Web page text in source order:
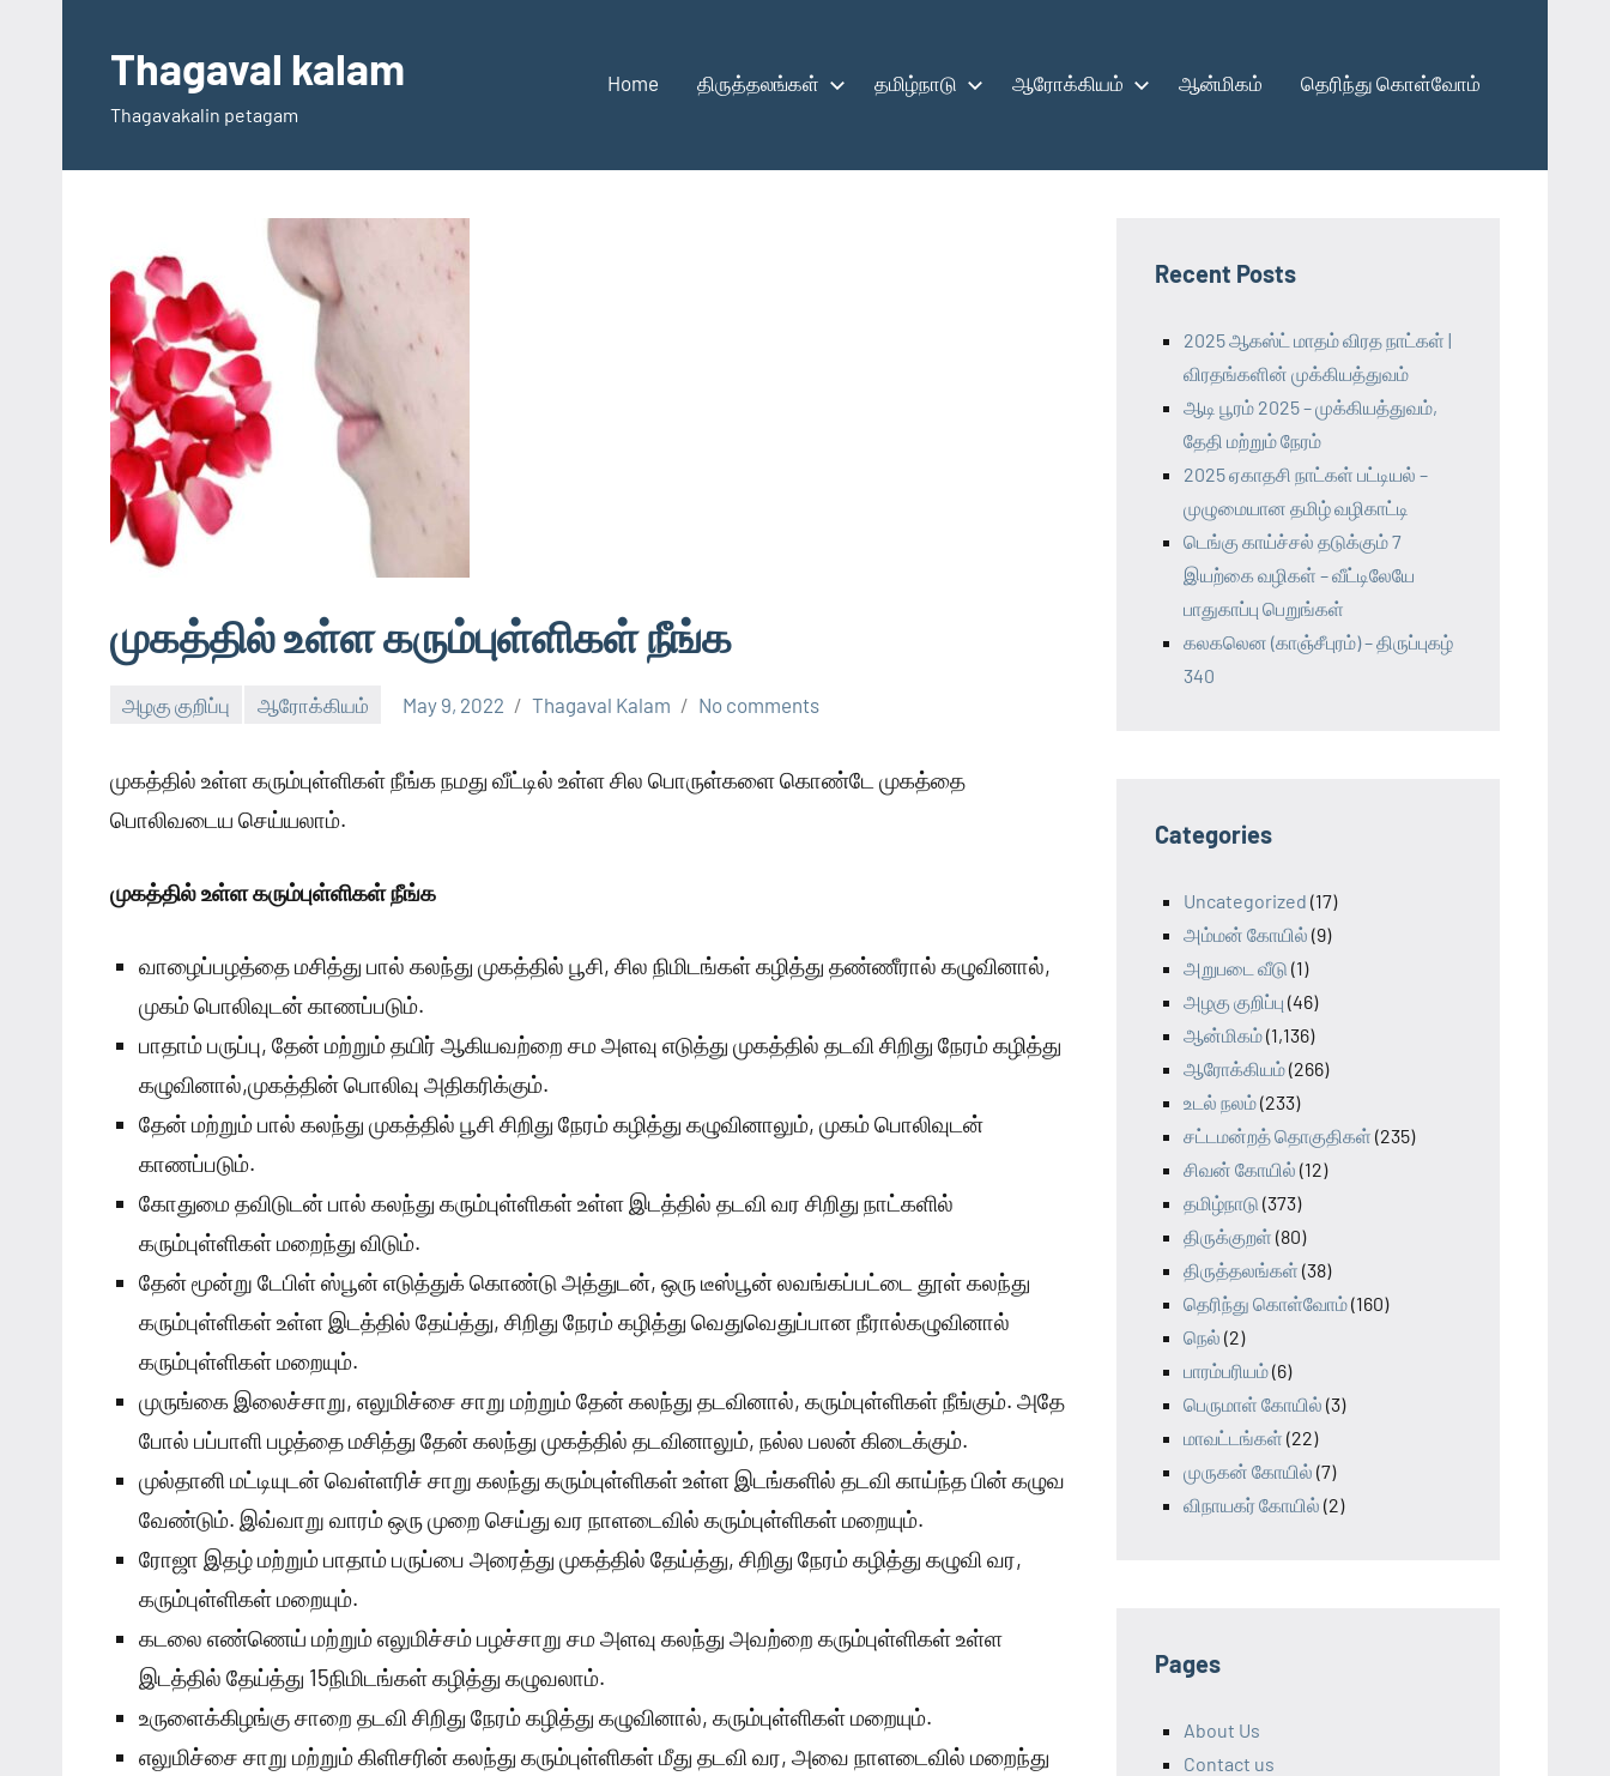
contentThagaval kalam
Thagavakalin petagam
Home திருத்தலங்கள் தமிழ்நாடு ஆரோக்கியம் ஆன்மிகம் தெரிந்து கொள்வோம்
முகத்தில் உள்ள கரும்புள்ளிகள் நீங்க
அழகு குறிப்பு ஆரோக்கியம் May 9, 2022 Thagaval Kalam No comments
முகத்தில் உள்ள கரும்புள்ளிகள் நீங்க நமது வீட்டில் உள்ள சில பொருள்களை கொண்டே முகத்தை
பொலிவடைய செய்யலாம்.
முகத்தில் உள்ள கரும்புள்ளிகள் நீங்க
வாழைப்பழத்தை மசித்து பால் கலந்து முகத்தில் பூசி, சில நிமிடங்கள் கழித்து தண்ணீரால் கழுவினால்,
முகம் பொலிவுடன் காணப்படும்.
பாதாம் பருப்பு, தேன் மற்றும் தயிர் ஆகியவற்றை சம அளவு எடுத்து முகத்தில் தடவி சிறிது நேரம் கழித்து
கழுவினால்,முகத்தின் பொலிவு அதிகரிக்கும்.
தேன் மற்றும் பால் கலந்து முகத்தில் பூசி சிறிது நேரம் கழித்து கழுவினாலும், முகம் பொலிவுடன்
காணப்படும்.
கோதுமை தவிடுடன் பால் கலந்து கரும்புள்ளிகள் உள்ள இடத்தில் தடவி வர சிறிது நாட்களில்
கரும்புள்ளிகள் மறைந்து விடும்.
தேன் மூன்று டேபிள் ஸ்பூன் எடுத்துக் கொண்டு அத்துடன், ஒரு டீஸ்பூன் லவங்கப்பட்டை தூள் கலந்து
கரும்புள்ளிகள் உள்ள இடத்தில் தேய்த்து, சிறிது நேரம் கழித்து வெதுவெதுப்பான நீரால்கழுவினால்
கரும்புள்ளிகள் மறையும்.
முருங்கை இலைச்சாறு, எலுமிச்சை சாறு மற்றும் தேன் கலந்து தடவினால், கரும்புள்ளிகள் நீங்கும். அதே
போல் பப்பாளி பழத்தை மசித்து தேன் கலந்து முகத்தில் தடவினாலும், நல்ல பலன் கிடைக்கும்.
முல்தானி மட்டியுடன் வெள்ளரிச் சாறு கலந்து கரும்புள்ளிகள் உள்ள இடங்களில் தடவி காய்ந்த பின் கழுவ
வேண்டும். இவ்வாறு வாரம் ஒரு முறை செய்து வர நாளடைவில் கரும்புள்ளிகள் மறையும்.
ரோஜா இதழ் மற்றும் பாதாம் பருப்பை அரைத்து முகத்தில் தேய்த்து, சிறிது நேரம் கழித்து கழுவி வர,
கரும்புள்ளிகள் மறையும்.
கடலை எண்ணெய் மற்றும் எலுமிச்சம் பழச்சாறு சம அளவு கலந்து அவற்றை கரும்புள்ளிகள் உள்ள
இடத்தில் தேய்த்து 15நிமிடங்கள் கழித்து கழுவலாம்.
உருளைக்கிழங்கு சாறை தடவி சிறிது நேரம் கழித்து கழுவினால், கரும்புள்ளிகள் மறையும்.
எலுமிச்சை சாறு மற்றும் கிளிசரின் கலந்து கரும்புள்ளிகள் மீது தடவி வர, அவை நாளடைவில் மறைந்து
Recent Posts
2025 ஆகஸ்ட் மாதம் விரத நாட்கள் |
விரதங்களின் முக்கியத்துவம்
ஆடி பூரம் 2025 – முக்கியத்துவம்,
தேதி மற்றும் நேரம்
2025 ஏகாதசி நாட்கள் பட்டியல் –
முழுமையான தமிழ் வழிகாட்டி
டெங்கு காய்ச்சல் தடுக்கும் 7
இயற்கை வழிகள் – வீட்டிலேயே
பாதுகாப்பு பெறுங்கள்
கலகலென (காஞ்சீபுரம்) – திருப்புகழ்
340
Categories
Uncategorized (17)
அம்மன் கோயில் (9)
அறுபடை வீடு (1)
அழகு குறிப்பு (46)
ஆன்மிகம்(1,136)
ஆரோக்கியம்(266)
உடல் நலம்(233)
சட்டமன்றத் தொகுதிகள் (235)
சிவன் கோயில் (12)
தமிழ்நாடு (373)
திருக்குறள் (80)
திருத்தலங்கள் (38)
தெரிந்து கொள்வோம்(160)
நெல் (2)
பாரம்பரியம்(6)
பெருமாள் கோயில் (3)
மாவட்டங்கள் (22)
முருகன் கோயில் (7)
விநாயகர் கோயில் (2)
Pages
About Us
Contact us